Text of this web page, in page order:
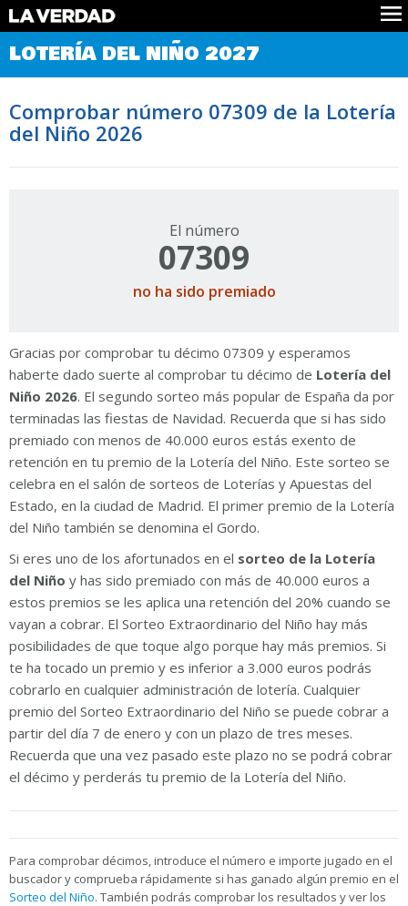
Comprobar Loteria del Niño
Premios
Noticias
Datos
Historia
LOTERÍA DEL NIÑO 2027
Comprobar número 07309 de la Lotería
del Niño 2026
El número
07309
no ha sido premiado
Gracias por comprobar tu décimo 07309 y esperamos
haberte dado suerte al comprobar tu décimo de Lotería del
Niño 2026. El segundo sorteo más popular de España da por
terminadas las fiestas de Navidad. Recuerda que si has sido
premiado con menos de 40.000 euros estás exento de
retención en tu premio de la Lotería del Niño. Este sorteo se
celebra en el salón de sorteos de Loterías y Apuestas del
Estado, en la ciudad de Madrid. El primer premio de la Lotería
del Niño también se denomina el Gordo.
Si eres uno de los afortunados en el sorteo de la Lotería
del Niño y has sido premiado con más de 40.000 euros a
estos premios se les aplica una retención del 20% cuando se
vayan a cobrar. El Sorteo Extraordinario del Niño hay más
posibilidades de que toque algo porque hay más premios. Si
te ha tocado un premio y es inferior a 3.000 euros podrás
cobrarlo en cualquier administración de lotería. Cualquier
premio del Sorteo Extraordinario del Niño se puede cobrar a
partir del día 7 de enero y con un plazo de tres meses.
Recuerda que una vez pasado este plazo no se podrá cobrar
el décimo y perderás tu premio de la Lotería del Niño.
Para comprobar décimos, introduce el número e importe jugado en el
buscador y comprueba rápidamente si has ganado algún premio en el
Sorteo del Niño. También podrás comprobar los resultados y ver los